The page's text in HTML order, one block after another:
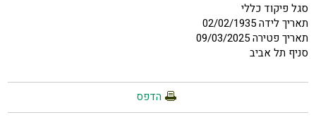
סגל פיקוד כללי
תאריך לידה 02/02/1935
תאריך פטירה 09/03/2025
סניף תל אביב
הדפס